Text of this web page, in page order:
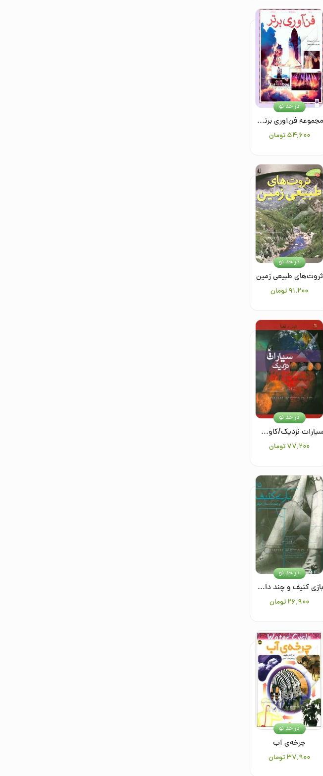
مجموعه فن‌آوری برتر: لیزرها، ماهواره‌ها، ارتباطات
۵۴٬۶۰۰ تومان
در حد نو
ثروت‌های طبیعی زمین
۹۱٬۲۰۰تومان
در حد نو
سیارات نزدیک/کاوش در فضا
۷۷٬۲۰۰تومان
در حد نو
بازی کثیف و چند داستان دیگر
۲۶٬۹۰۰تومان
در حد نو
چرخه‌ی آب
۳۷٬۹۰۰تومان
در حد نو